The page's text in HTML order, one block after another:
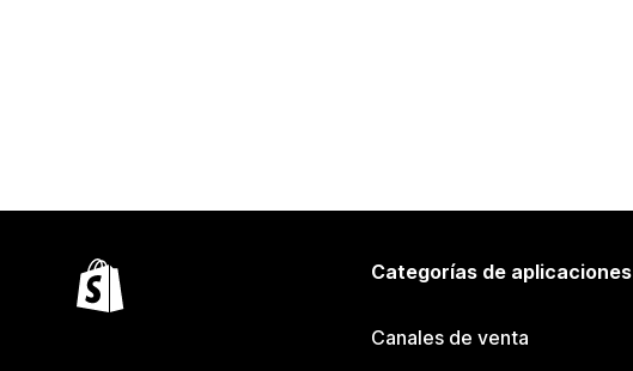
Categorías de aplicaciones
Canales de venta